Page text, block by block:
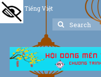
Tiếng Việt
Search